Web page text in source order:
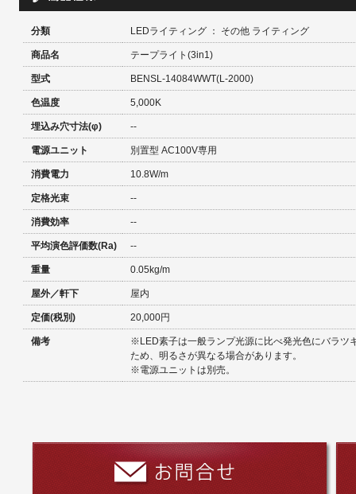
分類 LEDライティング ： その他 ライティング
商品名 テープライト(3in1)
型式 BENSL-14084WWT(L-2000)
色温度 5,000K
埋込み穴寸法(φ) --
電源ユニット 別置型 AC100V専用
消費電力 10.8W/m
定格光束 --
消費効率 --
平均演色評価数(Ra) --
重量 0.05kg/m
屋外／軒下 屋内
定価(税別) 20,000円
備考
※LED素子は一般ランプ光源に比べ発光色にバラツ
ため、明るさが異なる場合があります。
※電源ユニットは別売。